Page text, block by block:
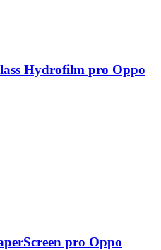
Hydrofilm pro Oppo
pro Oppo